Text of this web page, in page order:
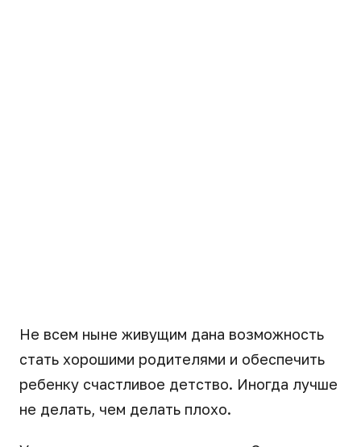
Не всем ныне живущим дана возможность
стать хорошими родителями и обеспечить
ребенку счастливое детство. Иногда лучше
не делать, чем делать плохо.